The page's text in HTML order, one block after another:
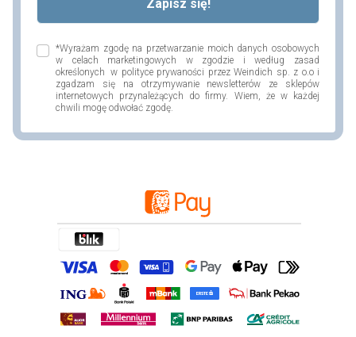
*Wyrażam zgodę na przetwarzanie moich danych osobowych
w celach marketingowych w zgodzie i według zasad
określonych w polityce prywaności przez Weindich sp. z o.o i
zgadzam się na otrzymywanie newsletterów ze sklepów
internetowych przynależących do firmy. Wiem, że w każdej
chwili mogę odwołać zgodę.